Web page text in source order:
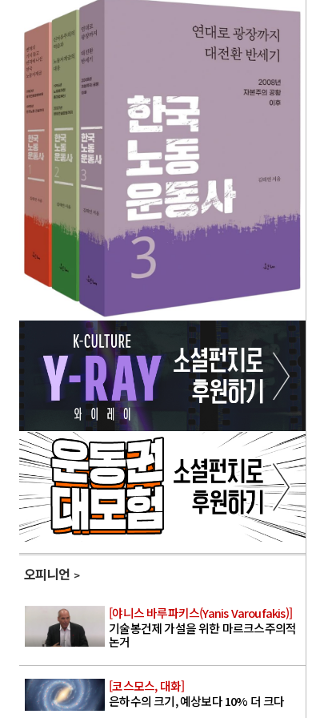
오피니언
[야니스 바루파키스(Yanis Varoufakis)]
기술봉건제 가설을 위한 마르크스주의적
논거
[코스모스, 대화]
은하수의 크기, 예상보다 10% 더 크다